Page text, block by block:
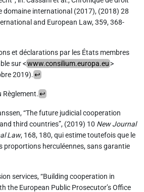
domaine international (2017), (2018) 28
and European Law, 359, 368-
et déclarations par les États membres
sur <www.consilium.europa.eu >
2019).↩
Règlement.↩
“The future judicial cooperation
third countries”, (2019) 10 New Journal
Law, 168, 180, qui estime toutefois que le
proportions herculéennes, sans garantie
services, “Building cooperation in
the European Public Prosecutor’s Office